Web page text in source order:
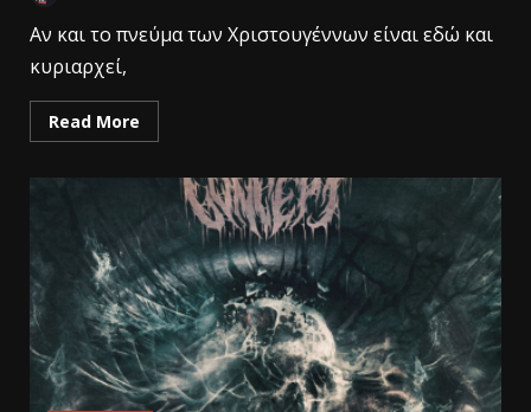
Aν και το πνεύμα των Χριστουγέννων είναι εδώ και
κυριαρχεί,
Read More